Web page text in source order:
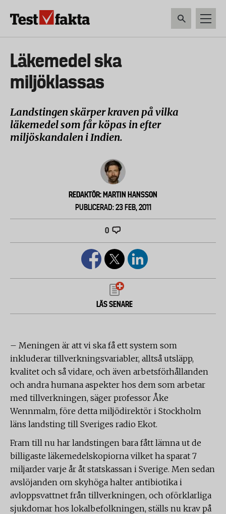
Huvudmeny
ny
Läkemedel ska
miljöklassas
Landstingen skärper kraven på vilka
läkemedel som får köpas in efter
miljöskandalen i Indien.
REDAKTÖR: MARTIN HANSSON
PUBLICERAD: 23 FEB, 2011
0
LÄS SENARE
– Meningen är att vi ska få ett system som
inkluderar tillverkningsvariabler, alltså utsläpp,
kvalitet och så vidare, och även arbetsförhållanden
och andra humana aspekter hos dem som arbetar
med tillverkningen, säger professor Åke
Wennmalm, före detta miljödirektör i Stockholm
läns landsting till Sveriges radio Ekot.
Fram till nu har landstingen bara fått lämna ut de
billigaste läkemedelskopiorna vilket ha sparat 7
miljarder varje år åt statskassan i Sverige. Men sedan
avslöjanden om skyhöga halter antibiotika i
avloppsvattnet från tillverkningen, och oförklarliga
sjukdomar hos lokalbefolkningen, ställs nu krav på